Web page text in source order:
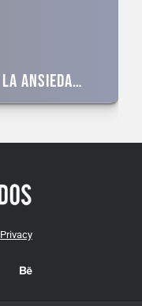
Cómo manejar el estrés y la ansiedad del Emprendedor
Privacy